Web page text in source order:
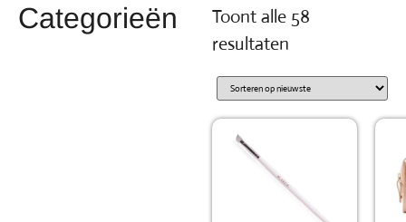
Categorieën
Toont alle 58
resultaten